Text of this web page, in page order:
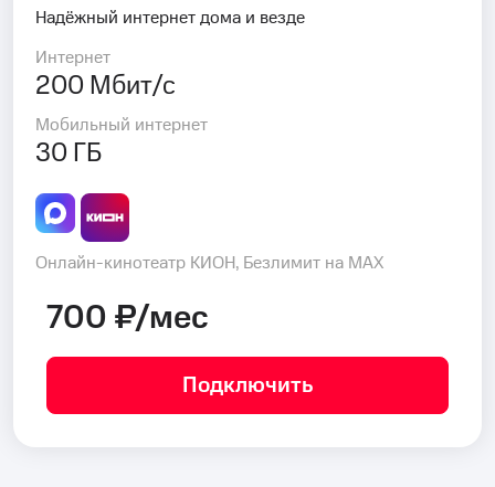
Надёжный интернет дома и везде
Интернет
200 Мбит/с
Мобильный интернет
30 ГБ
Онлайн-кинотеатр КИОН, Безлимит на MAX
700 ₽/мес
Подключить